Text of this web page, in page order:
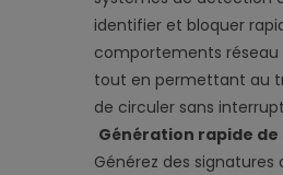
identifier et bloquer
comportements réseau
tout en permettant au
de circuler sans
Génération rapide
Générez des signatures